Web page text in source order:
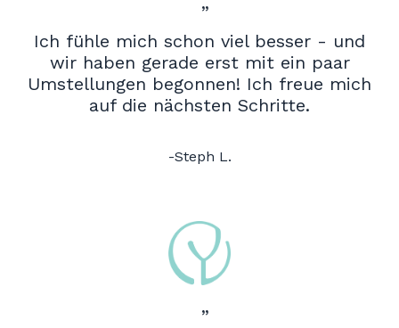
”
Ich fühle mich schon viel besser - und
wir haben gerade erst mit ein paar
Umstellungen begonnen! Ich freue mich
auf die nächsten Schritte.
-Steph L.
”